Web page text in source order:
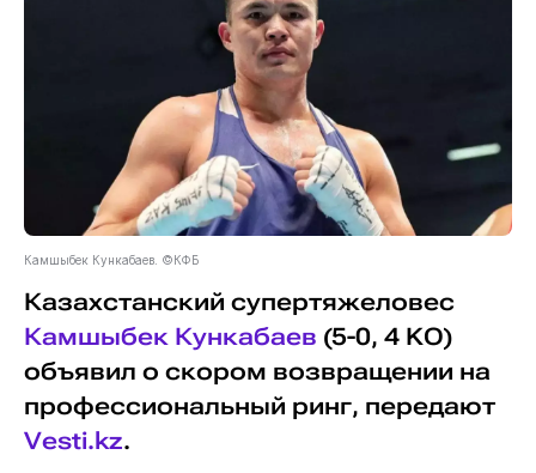
Камшыбек Кункабаев. ©КФБ
Казахстанский супертяжеловес
Камшыбек Кункабаев (5-0, 4 KO)
объявил о скором возвращении на
профессиональный ринг, передают
Vesti.kz.